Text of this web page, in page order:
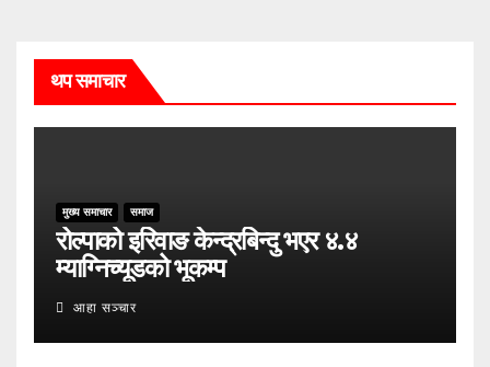
थप समाचार
मुख्य समाचार समाज
रोल्पाको इरिवाङ केन्द्रबिन्दु भएर ४.४
म्याग्निच्यूडको भूकम्प
आहा सञ्चार